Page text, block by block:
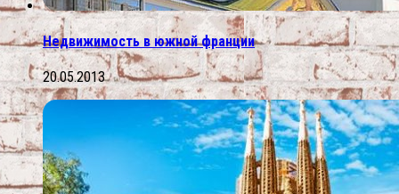
Недвижимость в южной франции
20.05.2013